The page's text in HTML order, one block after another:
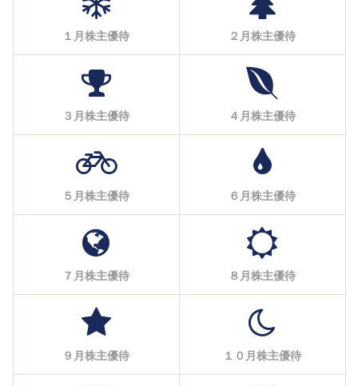
１月株主優待 ２月株主優待
３月株主優待 ４月株主優待
５月株主優待 ６月株主優待
７月株主優待 ８月株主優待
９月株主優待 １０月株主優待